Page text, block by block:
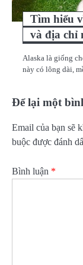
Tìm hiểu
và địa chỉ
Alaska là giống
này có lông dài,
Để lại một
Email của bạn sẽ
buộc được đánh
Bình luận *